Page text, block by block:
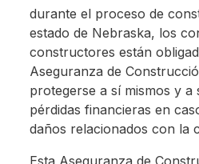
durante el proceso de
estado de Nebraska, los
constructores están
Aseguranza de
protegerse a sí mismos y a
pérdidas financieras en
daños relacionados con la
Esta Aseguranza de